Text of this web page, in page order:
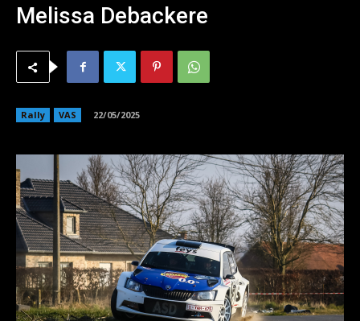
Melissa Debackere
Rally VAS 22/05/2025